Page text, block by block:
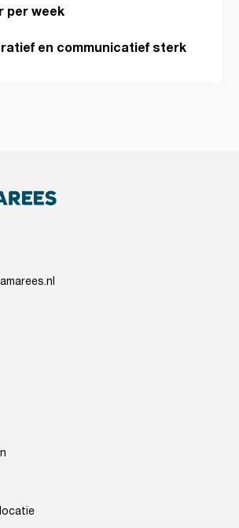
per week
en communicatief sterk